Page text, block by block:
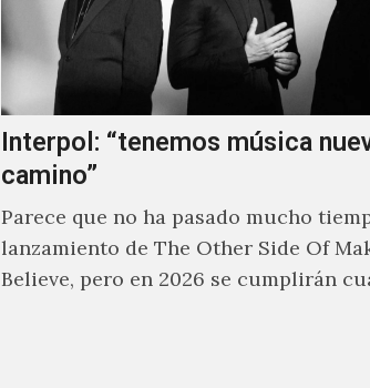
Interpol: “tenemos música
camino”
Parece que no ha pasado mucho
lanzamiento de The Other Side Of
Believe, pero en 2026 se cumplirán